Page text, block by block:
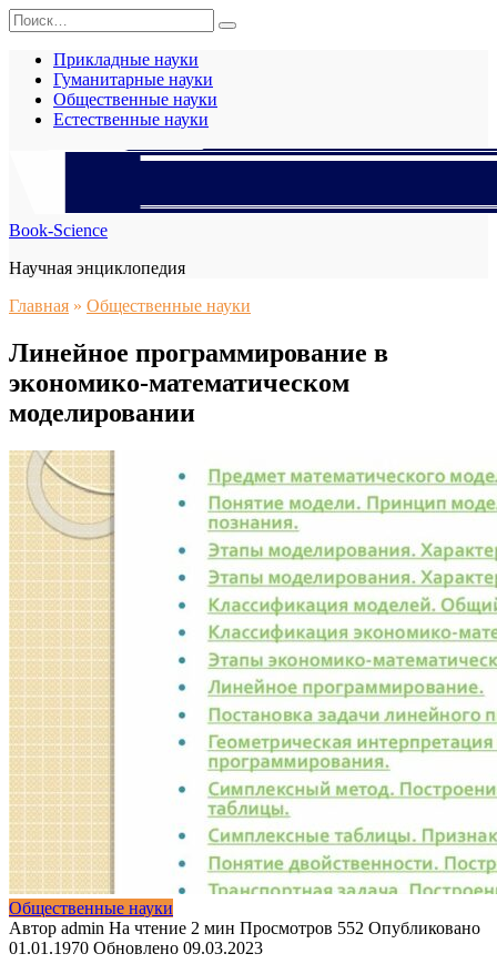
Перейти
к
содержанию
Search
for:
Прикладные науки
Гуманитарные науки
Общественные науки
Естественные науки
Book-Science
Научная энциклопедия
Главная » Общественные науки
Линейное программирование в
экономико-математическом
моделировании
Общественные науки
Автор admin На чтение 2 мин Просмотров 552 Опубликовано
01.01.1970 Обновлено 09.03.2023